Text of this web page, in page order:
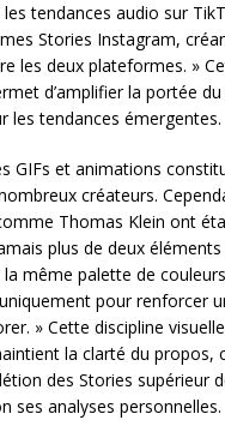
tendances audio sur
Stories Instagram,
les deux plateformes. »
d’amplifier la portée
les tendances émergentes.
GIFs et animations
créateurs.
Thomas Klein ont
plus de deux
même palette de
pour renforcer
» Cette discipline
la clarté du propos,
des Stories supérieur
ses analyses personnelles.